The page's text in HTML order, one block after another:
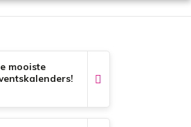
mooiste